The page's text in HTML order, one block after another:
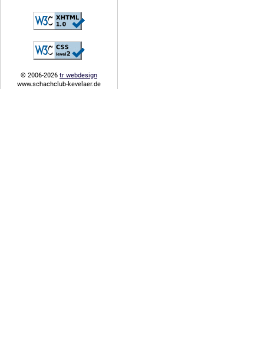
© 2006-2026 tr webdesign
www.schachclub-kevelaer.de